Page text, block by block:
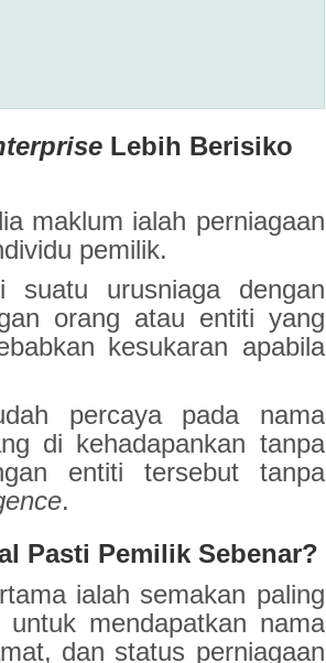
Lebih Berisiko
maklum ialah perniagaan
pemilik.
urusniaga dengan
orang atau entiti yang
kesukaran apabila
percaya pada nama
di kehadapankan tanpa
entiti tersebut tanpa
.
Pasti Pemilik Sebenar?
ialah semakan paling
untuk mendapatkan nama
dan status perniagaan